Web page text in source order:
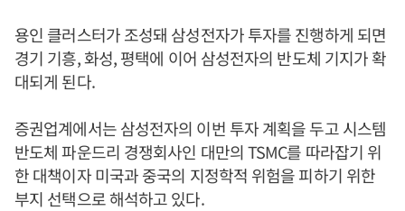
용인 클러스터가 조성돼 삼성전자가 투자를 진행하게 되면
경기 기흥, 화성, 평택에 이어 삼성전자의 반도체 기지가 확
대되게 된다.
증권업계에서는 삼성전자의 이번 투자 계획을 두고 시스템
반도체 파운드리 경쟁회사인 대만의 TSMC를 따라잡기 위
한 대책이자 미국과 중국의 지정학적 위험을 피하기 위한
부지 선택으로 해석하고 있다.